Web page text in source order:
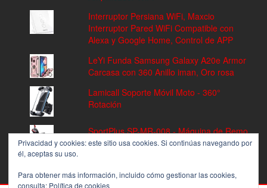
Interruptor Persiana WiFi, Maxcio
Interruptor Pared WiFi Compatible con
Alexa y Google Home, Control de APP
LeYi Funda Samsung Galaxy A20e Armor
Carcasa con 360 Anillo iman, Oro rosa
Lamicall Soporte Móvil Moto - 360°
Rotación
SportPlus SP-MR-008 - Máquina de Remo
Fitness, Volante de Inercia de 8 kg, 8
Privacidad y cookies: este sitio usa cookies. Si continúas navegando por
él, aceptas su uso.
Para obtener más información, incluido cómo gestionar las cookies,
consulta: Política de cookies